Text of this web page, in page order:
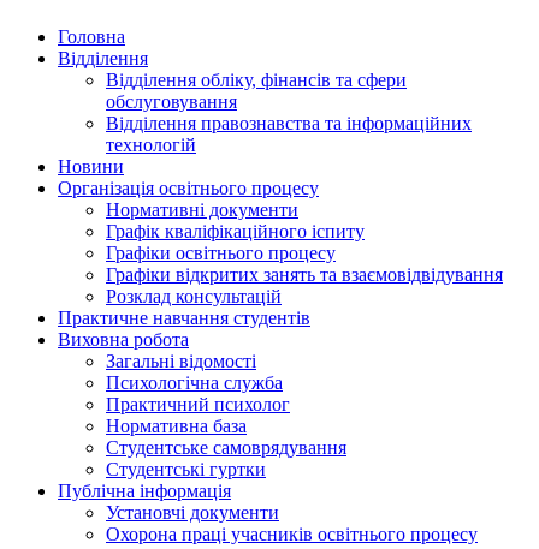
Головна
Відділення
Відділення обліку, фінансів та сфери
обслуговування
Відділення правознавства та інформаційних
технологій
Новини
Організація освітнього процесу
Нормативні документи
Графік кваліфікаційного іспиту
Графіки освітнього процесу
Графіки відкритих занять та взаємовідвідування
Розклад консультацій
Практичне навчання студентів
Виховна робота
Загальні відомості
Психологічна служба
Практичний психолог
Нормативна база
Студентське самоврядування
Студентські гуртки
Публічна інформація
Установчі документи
Охорона праці учасників освітнього процесу